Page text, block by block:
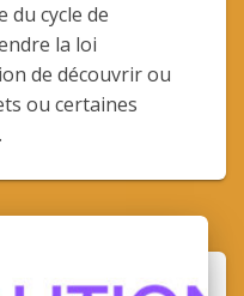
du cycle de
la loi
de découvrir ou
ou certaines